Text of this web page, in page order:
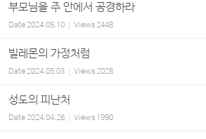
부모님을 주 안에서 공경하라
Date2024.05.10 Views2448
빌레몬의 가정처럼
Date2024.05.03 Views2028
성도의 피난처
Date2024.04.26 Views 1990